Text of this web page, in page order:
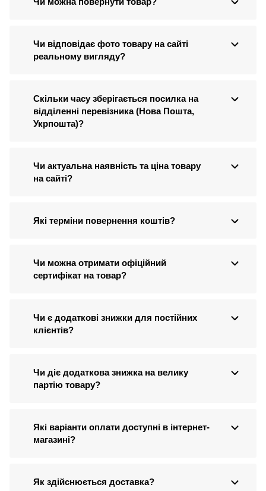
Чи відповідає фото товару на сайті
реальному вигляду?
Скільки часу зберігається посилка на
відділенні перевізника (Нова Пошта,
Укрпошта)?
Чи актуальна наявність та ціна товару
на сайті?
Які терміни повернення коштів?
Чи можна отримати офіційний
сертифікат на товар?
Чи є додаткові знижки для постійних
клієнтів?
Чи діє додаткова знижка на велику
партію товару?
Які варіанти оплати доступні в інтернет-
магазині?
Як здійснюється доставка?